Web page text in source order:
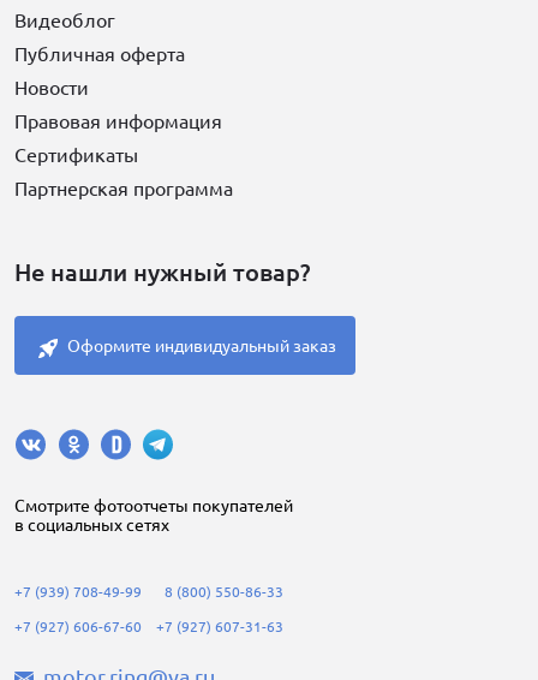
Видеоблог
Публичная оферта
Новости
Правовая информация
Сертификаты
Партнерская программа
Не нашли нужный товар?
Оформите индивидуальный заказ
Cмотрите фотоотчеты покупателей
в социальных сетях
+7 (939) 708-49-99
+7 (927) 606-67-60
8 (800) 550-86-33
+7 (927) 607-31-63